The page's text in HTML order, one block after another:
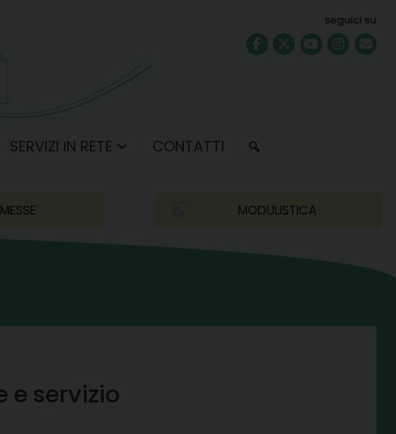
seguici su
SERVIZI IN RETE CONTATTI
MODULISTICA
e servizio